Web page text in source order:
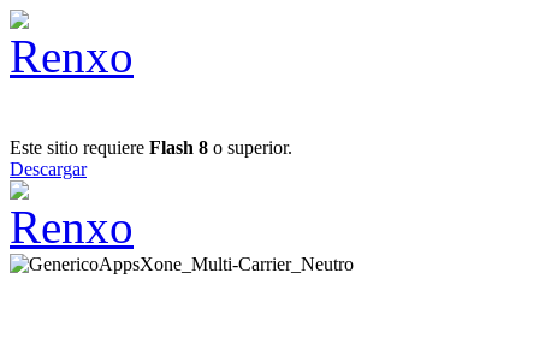
Este sitio requiere Flash 8 o superior.
Descargar